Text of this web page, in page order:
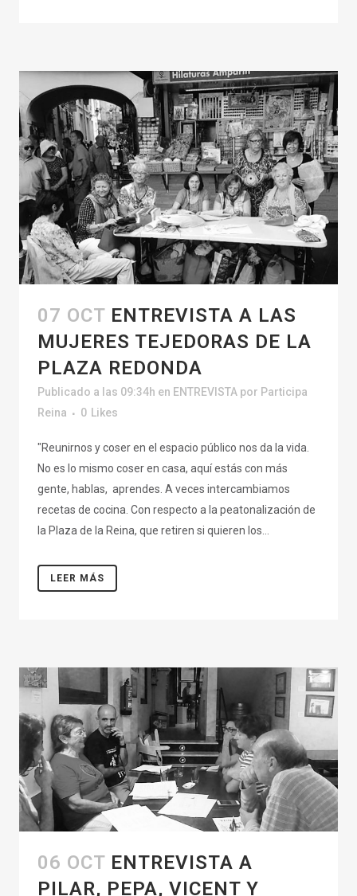
07 OCT ENTREVISTA A LAS
MUJERES TEJEDORAS DE LA
PLAZA REDONDA
Publicado a las 09:34h en ENTREVISTA por Participa
Reina
0 Likes
"Reunirnos y coser en el espacio público nos da la vida.
No es lo mismo coser en casa, aquí estás con más
gente, hablas, aprendes. A veces intercambiamos
recetas de cocina. Con respecto a la peatonalización de
la Plaza de la Reina, que retiren si quieren los...
LEER MÁS
06 OCT ENTREVISTA A
PILAR, PEPA, VICENT Y